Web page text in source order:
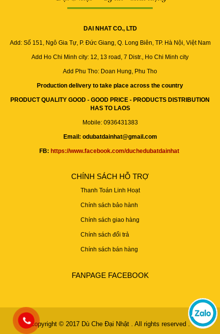
DAI NHAT CO., LTD
Add: Số 151, Ngô Gia Tự, P. Đức Giang, Q. Long Biên, TP. Hà Nội, Việt Nam
Add Ho Chi Minh city: 12, 13 road, 7 Distr., Ho Chi Minh city
Add Phu Tho: Doan Hung, Phu Tho
Production delivery to take place across the country
PRODUCT QUALITY GOOD - GOOD PRICE - PRODUCTS DISTRIBUTION
HAS TO LAOS
Mobile: 0936431383
Email: odubatdainhat@gmail.com
FB: https://www.facebook.com/duchedubatdainhat
CHÍNH SÁCH HỖ TRỢ
Thanh Toán Linh Hoạt
Chính sách bảo hành
Chính sách giao hàng
Chính sách đổi trả
Chính sách bán hàng
FANPAGE FACEBOOK
Copyright © 2017 Dù Che Đại Nhật . All rights reserved .